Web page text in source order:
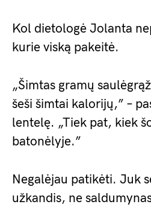
Kol dietologė Jolanta
kurie viską pakeitė.
„Šimtas gramų
šeši šimtai kalorijų,” –
lentelę. „Tiek pat, kiek
batonėlyje.”
Negalėjau patikėti. Juk
užkandis, ne